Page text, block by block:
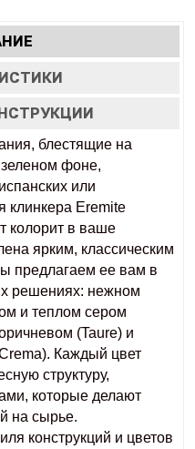
ВКЛАДКА)
блестящие на
фоне,
или
клинкера Eremite
колорит в ваше
​​ярким, классическим
предлагаем ее вам в
решениях: нежном
и теплом сером
(Taure) и
Каждый цвет
структуру,
которые делают
на сырье.
конструкций и цветов